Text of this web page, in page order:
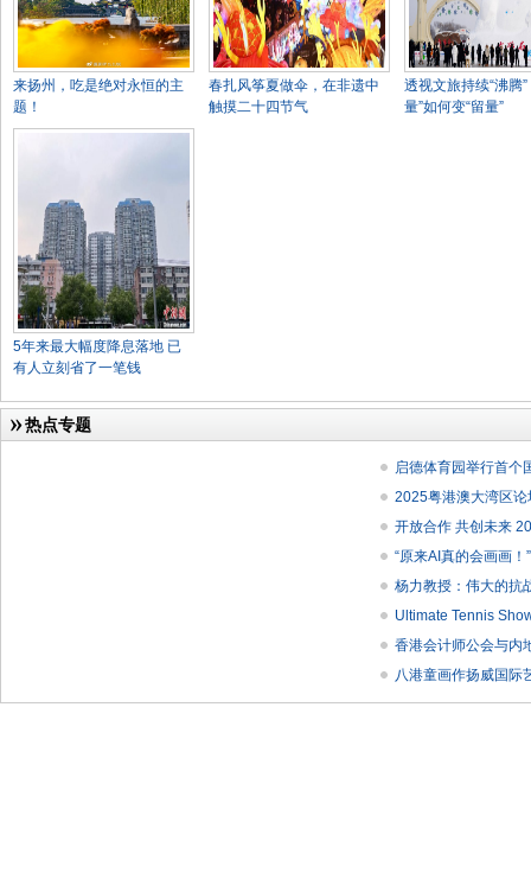
来扬州，吃是绝对永恒的主
题！
春扎风筝夏做伞，在非遗中
触摸二十四节气
透视文旅持续“沸腾”
量”如何变“留量”
5年来最大幅度降息落地 已
有人立刻省了一笔钱
热点专题
启德体育园举行首个
2025粤港澳大湾区论
开放合作 共创未来
“原来AI真的会画画！
杨力教授：伟大的抗
Ultimate Tennis
香港会计师公会与内
八港童画作扬威国际